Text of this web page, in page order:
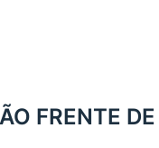
FRENTE